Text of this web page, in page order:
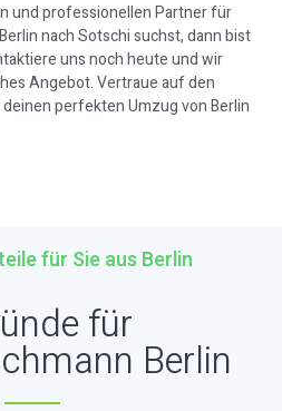
und professionellen Partner für
nach Sotschi suchst, dann bist
uns noch heute und wir
Angebot. Vertraue auf den
perfekten Umzug von Berlin
für Sie aus Berlin
für
Berlin